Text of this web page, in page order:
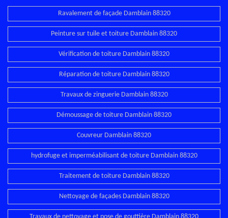
Ravalement de façade Damblain 88320
Peinture sur tuile et toiture Damblain 88320
Vérification de toiture Damblain 88320
Réparation de toiture Damblain 88320
Travaux de zinguerie Damblain 88320
Démoussage de toiture Damblain 88320
Couvreur Damblain 88320
hydrofuge et imperméabilisant de toiture Damblain 88320
Traitement de toiture Damblain 88320
Nettoyage de façades Damblain 88320